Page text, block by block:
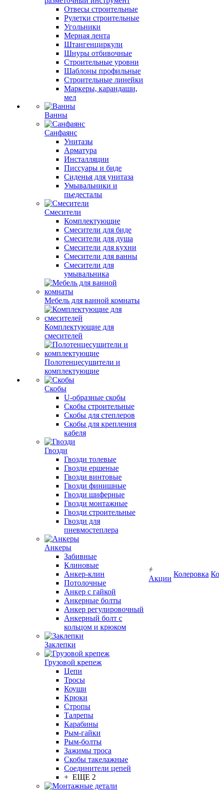
Отвесы строительные
Рулетки строительные
Угольники
Мерная лента
Штангенциркули
Шнуры отбивочные
Строительные уровни
Шаблоны профильные
Строительные линейки
Маркеры, карандаши,
мел
Ванны
Санфаянс
Унитазы
Арматура
Инсталляции
Писсуары и биде
Сиденья для унитаза
Умывальники и
пьедесталы
Смесители
Комплектующие
Смесители для биде
Смесители для душа
Смесители для кухни
Смесители для ванны
Смесители для
умывальника
Мебель для ванной комнаты
Комплектующие для
смесителей
Полотенцесушители и
комплектующие
Скобы
U-образные скобы
Скобы строительные
Скобы для степлеров
Скобы для крепления
кабеля
Гвозди
Гвозди толевые
Гвозди ершеные
Гвозди винтовые
Гвозди финишные
Гвозди шиферные
Гвозди монтажные
Гвозди строительные
Гвозди для
пневмостеплера
Анкеры
Забивные
Клиновые
Анкер-клин
Потолочные
Анкер с гайкой
Анкерные болты
Анкер регулировочный
Анкерный болт с
кольцом и крюком
Заклепки
Грузовой крепеж
Цепи
Тросы
Коуши
Крюки
Стропы
Талрепы
Карабины
Рым-гайки
Рым-болты
Зажимы троса
Скобы такелажные
Соединители цепей
+ ЕЩЕ 2
Акции
Колеровка